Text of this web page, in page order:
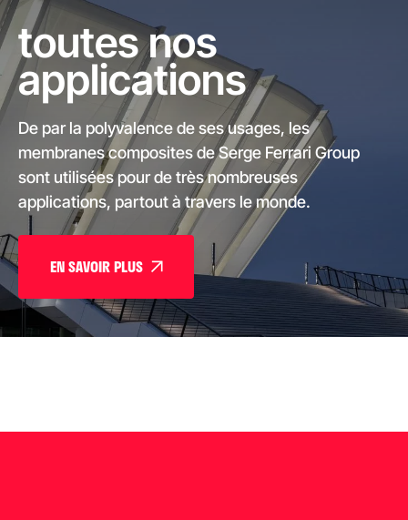
toutes nos
applications
De par la polyvalence de ses usages, les
membranes composites de Serge Ferrari Group
sont utilisées pour de très nombreuses
applications, partout à travers le monde.
EN SAVOIR PLUS